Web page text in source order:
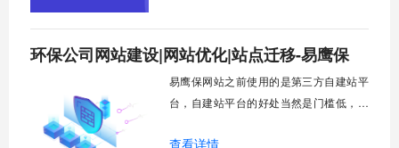
法识别站点内容，致使只有首页被收录。
综合考虑后，将PC和移动分别优化。
环保公司网站建设|网站优化|站点迁移-易鹰保
易鹰保网站之前使用的是第三方自建站平
台，自建站平台的好处当然是门槛低，有
站。但是不好的地方就是与平台深度绑定
查看详情